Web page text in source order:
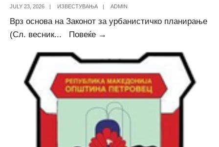
JULY 23, 2026 ИЗВЕСТУВАЊА ADMIN
Врз основа на Законот за урбанистичко планирање
(Сл. весник... Повеќе →